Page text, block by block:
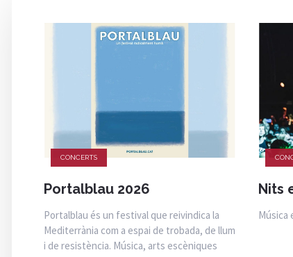
CONCERTS
Portalblau 2026
Portalblau és un festival que reivindica la
Mediterrània com a espai de trobada, de llum
i de resistència. Música, arts escèniques
Nits
Música